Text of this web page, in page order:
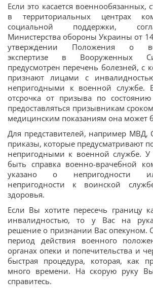
Если это касается военнообязанных,
в территориальных центрах
социальной поддержки,
Министерства обороны Украины от
утверждении Положения о
экспертизе в Вооруженных
предусмотрен перечень болезней, с
признают лицами с
непригодными к военной службе.
отсрочка от призыва по
предоставляться призывникам
медицинским показаниям она может
Для представителей, например МВД,
приказы, которые предусматривают
непригодными к военной службе.
быть справка военно-врачебной
указано о непригодности
непригодности к воинской
здоровья.
Если Вы хотите пересечь границу
инвалидностью, то у Вас на
решение о признании Вас опекуном.
период действия военного
органах опеки и попечительства и
быстрая процедура, которая, как
много времени. На скорую руку
справитесь.